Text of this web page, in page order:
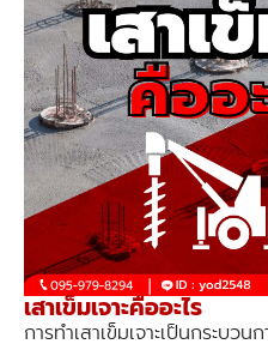
เสาเข็มเจาะคืออะไร
การทำเสาเข็มเจาะเป็นกระบว